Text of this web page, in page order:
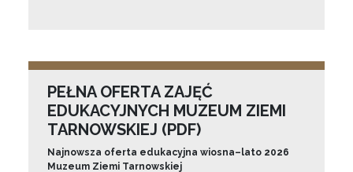
PEŁNA OFERTA ZAJĘĆ
EDUKACYJNYCH MUZEUM ZIEMI
TARNOWSKIEJ (PDF)
Najnowsza oferta edukacyjna wiosna–lato 2026
Muzeum Ziemi Tarnowskiej